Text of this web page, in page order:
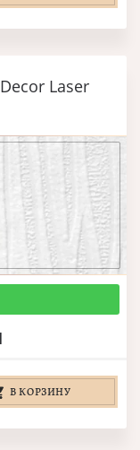
Laser
В КОРЗИНУ